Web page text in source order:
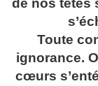
de nos têtes
Toute
ignorance.
cœurs